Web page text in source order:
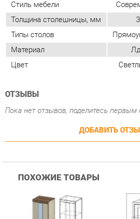
ОТЗЫВЫ
Пока нет отзывов, поделитесь первым
ДОБАВИТЬ ОТЗЫВ
Гостиная Стиль
Атлантида-2 Венге-дуб